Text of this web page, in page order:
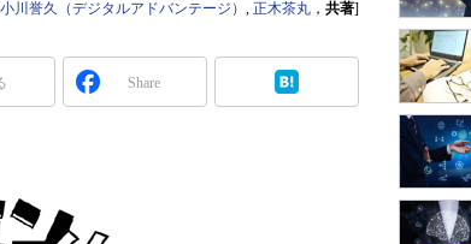
Master of IP Network
Security & Trust
小川誉久（デジタルアドバンテージ） , 正木茶丸 ， 共著]
Share